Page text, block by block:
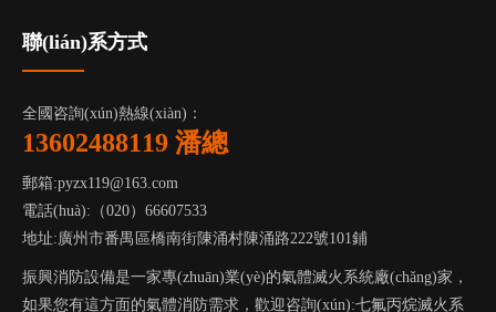
聯(lián)系方式
全國咨詢(xún)熱線(xiàn)：
13602488119 潘總
郵箱:pyzx119@163.com
電話(huà):（020）66607533
地址:廣州市番禺區橋南街陳涌村陳涌路222號101鋪
振興消防設備是一家專(zhuān)業(yè)的氣體滅火系統廠(chǎng)家，
如果您有這方面的氣體消防需求，歡迎咨詢(xún):七氟丙烷滅火系